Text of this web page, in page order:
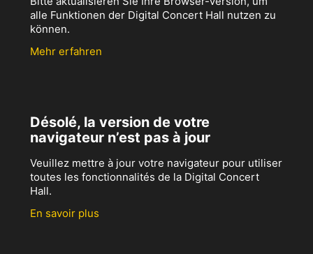
alle Funktionen der Digital Concert Hall nutzen zu
können.
Mehr erfahren
Désolé, la version de votre
navigateur n’est pas à jour
Veuillez mettre à jour votre navigateur pour utiliser
toutes les fonctionnalités de la Digital Concert
Hall.
En savoir plus